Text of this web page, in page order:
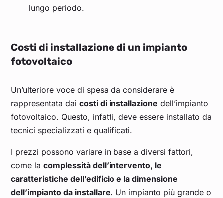
lungo periodo.
Costi di installazione di un impianto
fotovoltaico
Un’ulteriore voce di spesa da considerare è
rappresentata daicosti di installazione dell’impianto
fotovoltaico. Questo, infatti, deve essere installato da
tecnici specializzati e qualificati.
I prezzi possono variare in base a diversi fattori,
come lacomplessità dell’intervento, le
caratteristiche dell’edificio e la dimensione
dell’impianto da installare. Un impianto più grande o